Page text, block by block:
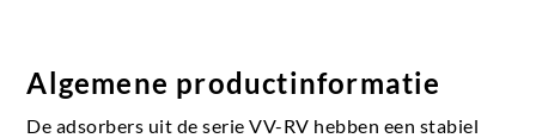
Algemene productinformatie
De adsorbers uit de serie VV-RV hebben een stabiel